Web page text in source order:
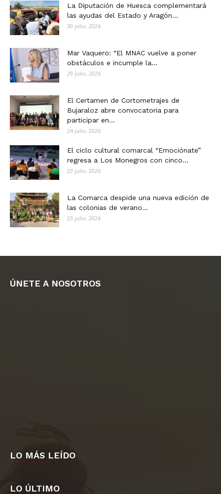
La Diputación de Huesca complementará
las ayudas del Estado y Aragón...
30 julio, 2026
Mar Vaquero: “El MNAC vuelve a poner
obstáculos e incumple la...
29 julio, 2026
El Certamen de Cortometrajes de
Bujaraloz abre convocatoria para
participar en...
24 julio, 2026
El ciclo cultural comarcal “Emociónate”
regresa a Los Monegros con cinco...
23 julio, 2026
La Comarca despide una nueva edición de
las colonias de verano...
23 julio, 2026
ÚNETE A NOSOTROS
LO MÁS LEÍDO
LO ÚLTIMO